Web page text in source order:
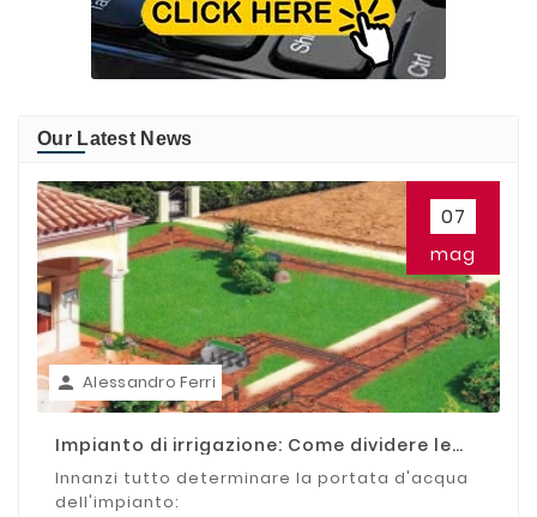
Our Latest News
07
mag
 Alessandro Ferri
Impianto di irrigazione: Come dividere le
Innanzi tutto determinare la portata d'acqua
dell'impianto: